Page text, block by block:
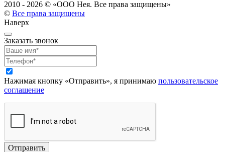
2010 - 2026 © «ООО Нея. Все права защищены»
© Все права защищены
Наверх
Заказать звонок
Нажимая кнопку «Отправить», я принимаю пользовательское
соглашение